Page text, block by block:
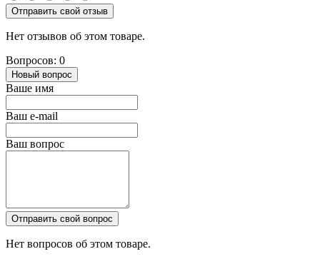
Отправить свой отзыв
Нет отзывов об этом товаре.
Вопросов: 0
Новый вопрос
Ваше имя
Ваш e-mail
Ваш вопрос
Отправить свой вопрос
Нет вопросов об этом товаре.